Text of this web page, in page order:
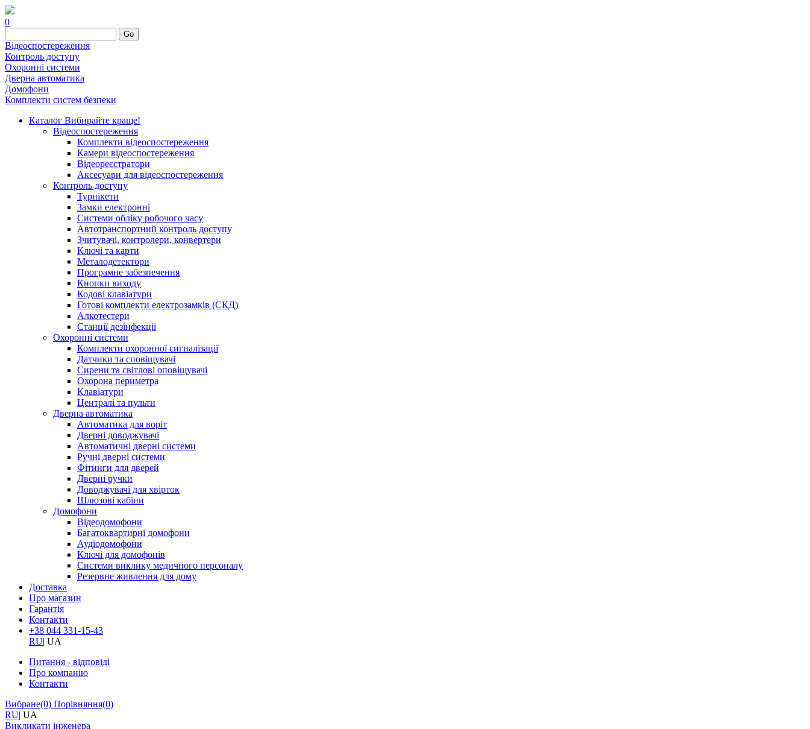
0
Go
Відеоспостереження
Контроль доступу
Охоронні системи
Дверна автоматика
Домофони
Комплекти систем безпеки
Каталог Вибирайте краще!
Відеоспостереження
Комплекти відеоспостереження
Камери відеоспостереження
Відеореєстратори
Аксесуари для відеоспостереження
Контроль доступу
Турнікети
Замки електронні
Системи обліку робочого часу
Автотранспортний контроль доступу
Зчитувачі, контролери, конвертери
Ключі та карти
Металодетектори
Програмне забезпечення
Кнопки виходу
Кодові клавіатури
Готові комплекти електрозамків (СКД)
Алкотестери
Станції дезінфекції
Охоронні системи
Комплекти охоронної сигналізації
Датчики та сповіщувачі
Сирени та світлові оповіщувачі
Охорона периметра
Клавіатури
Централі та пульти
Дверна автоматика
Автоматика для воріт
Дверні доводжувачі
Автоматичні дверні системи
Ручні дверні системи
Фітинги для дверей
Дверні ручки
Доводжувачі для хвірток
Шлюзові кабіни
Домофони
Відеодомофони
Багатоквартирні домофони
Аудіодомофони
Ключі для домофонів
Системи виклику медичного персоналу
Резервне живлення для дому
Доставка
Про магазин
Гарантія
Контакти
+38 044 331-15-43
RU| UA
Питання - відповіді
Про компанію
Контакти
Вибране(0) Порівняння(0)
RU| UA
Викликати інженера